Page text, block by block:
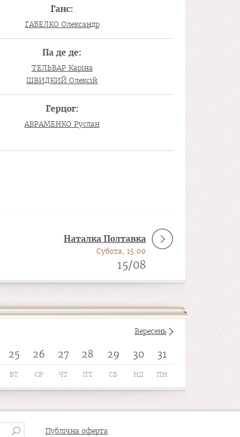
Ганс:
ГАБЕЛКО Олександр
Па де де:
ТЕЛЬВАР Каріна
ШВИДКИЙ Олексій
Герцог:
АВРАМЕНКО Руслан
Наталка Полтавка
Субота, 15:00
15/08
Вересень
25 26 27 28 29 30 31
ВТ СР ЧТ ПТ СБ НД ПН
Публічна оферта